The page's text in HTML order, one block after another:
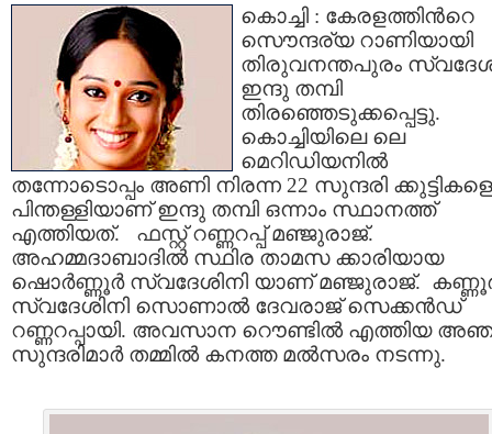
കൊച്ചി : കേരളത്തിന്‍റെ
സൌന്ദര്യ റാണിയായി
തിരുവനന്തപുരം
ഇന്ദു തമ്പി
തിരഞ്ഞെടുക്കപ്പെട്ടു.
കൊച്ചിയിലെ ലെ
മെറിഡിയനില്‍
തന്നോടൊപ്പം അണി നിരന്ന 22 സുന്ദരി ക്കുട്ടികളെ
പിന്തള്ളിയാണ് ഇന്ദു തമ്പി ഒന്നാം സ്ഥാനത്ത്‌
എത്തിയത്. ഫസ്റ്റ് റണ്ണറപ്പ് മഞ്ജുരാജ്.
അഹമ്മദാബാദില്‍ സ്ഥിര താമസ ക്കാരിയായ
ഷൊര്‍ണ്ണൂര്‍ സ്വദേശിനി യാണ് മഞ്ജുരാജ്.
സ്വദേശിനി സൊണാല്‍ ദേവരാജ് സെക്കന്‍ഡ്
റണ്ണറപ്പായി. അവസാന റൌണ്ടില്‍ എത്തിയ
സുന്ദരിമാര്‍ തമ്മില്‍ കനത്ത മല്‍സരം നടന്നു.